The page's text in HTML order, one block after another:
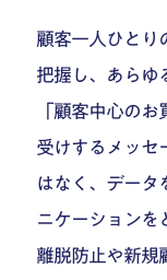
顧客一人ひとり
把握し、あらゆ
「顧客中心の
受けするメッセ
はなく、データ
ニケーションを
離脱防止や新規